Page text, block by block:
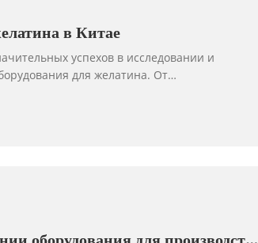
в Китае
успехов в исследовании и
для желатина. От